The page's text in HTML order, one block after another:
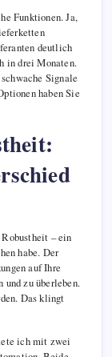
Funktionen. Ja,
deutlich
in drei Monaten.
Signale
haben Sie
– ein
habe. Der
auf Ihre
und zu überleben.
Das klingt
ich mit zwei